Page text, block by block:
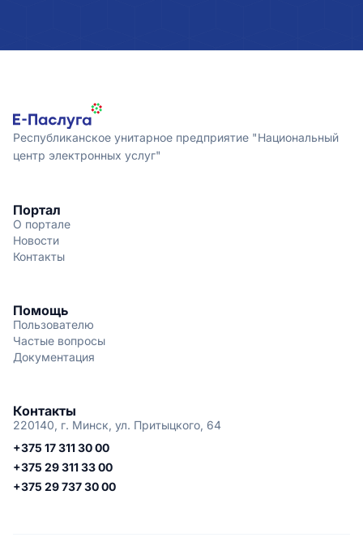
Республиканское унитарное предприятие "Национальный
центр электронных услуг"
Портал
О портале
Новости
Контакты
Помощь
Пользователю
Частые вопросы
Документация
Контакты
220140, г. Минск, ул. Притыцкого, 64
+375 17 311 30 00
+375 29 311 33 00
+375 29 737 30 00